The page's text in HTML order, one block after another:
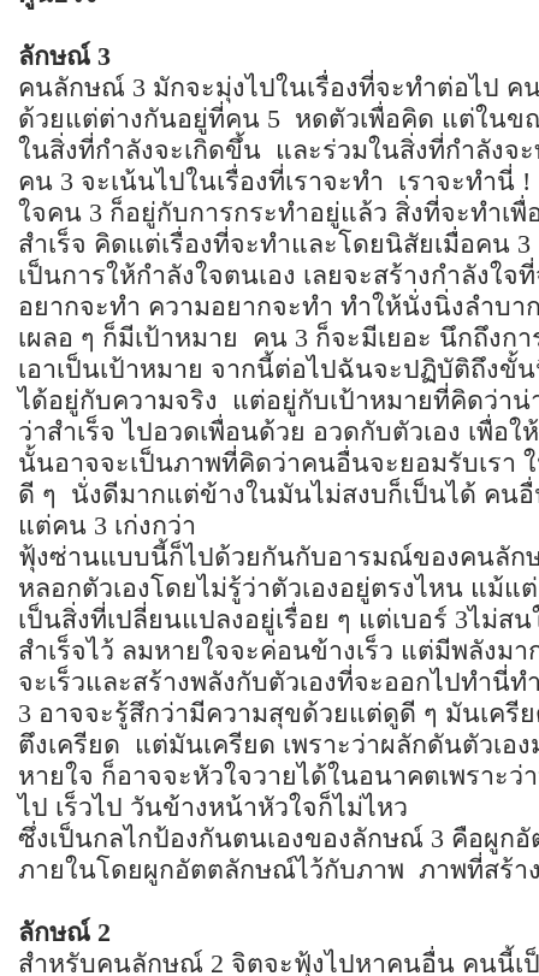
ลักษณ์ 3
คนลักษณ์ 3 มักจะมุ่งไปในเรื่องที่จะทำต่อไป ค
ด้วยแต่ต่างกันอยู่ที่คน 5 หดตัวเพื่อคิด แต่ในข
ในสิ่งที่กำลังจะเกิดขึ้น และร่วมในสิ่งที่กำลังจ
คน 3 จะเน้นไปในเรื่องที่เราจะทำ เราจะทำนี่ !
ใจคน 3 ก็อยู่กับการกระทำอยู่แล้ว สิ่งที่จะทำเ
สำเร็จ คิดแต่เรื่องที่จะทำและโดยนิสัยเมื่อคน
เป็นการให้กำลังใจตนเอง เลยจะสร้างกำลังใ
อยากจะทำ ความอยากจะทำ ทำให้นั่งนิ่งลำบา
เผลอ ๆ ก็มีเป้าหมาย คน 3 ก็จะมีเยอะ นึกถึงก
เอาเป็นเป้าหมาย จากนี้ต่อไปฉันจะปฏิบัติถึง
ได้อยู่กับความจริง แต่อยู่กับเป้าหมายที่คิดว่าน่
ว่าสำเร็จ ไปอวดเพื่อนด้วย อวดกับตัวเอง เพื่อใ
นั้นอาจจะเป็นภาพที่คิดว่าคนอื่นจะยอมรับเรา
ดี ๆ นั่งดีมากแต่ข้างในมันไม่สงบก็เป็นได้ คนอื่
แต่คน 3 เก่งกว่า
ฟุ้งซ่านแบบนี้ก็ไปด้วยกันกับอารมณ์ของคนลั
หลอกตัวเองโดยไม่รู้ว่าตัวเองอยู่ตรงไหน แม้แ
เป็นสิ่งที่เปลี่ยนแปลงอยู่เรื่อย ๆ แต่เบอร์ 3ไม่ส
สำเร็จไว้ ลมหายใจจะค่อนข้างเร็ว แต่มีพลังม
จะเร็วและสร้างพลังกับตัวเองที่จะออกไปทำนี่
3 อาจจะรู้สึกว่ามีความสุขด้วยแต่ดูดี ๆ มันเครีย
ตึงเครียด แต่มันเครียด เพราะว่าผลักดันตัวเอ
หายใจ ก็อาจจะหัวใจวายได้ในอนาคตเพราะว่
ไป เร็วไป วันข้างหน้าหัวใจก็ไม่ไหว
ซึ่งเป็นกลไกป้องกันตนเองของลักษณ์ 3 คือผูก
ภายในโดยผูกอัตตลักษณ์ไว้กับภาพ ภาพที่สร้า
ลักษณ์ 2
สำหรับคนลักษณ์ 2 จิตจะฟุ้งไปหาคนอื่น คนนี้เ